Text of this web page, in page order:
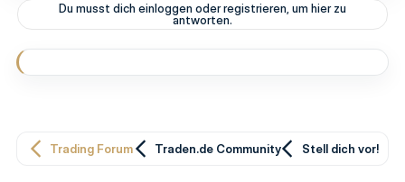
Du musst dich einloggen oder registrieren, um hier zu
antworten.
Trading Forum Traden.de Community Stell dich vor!